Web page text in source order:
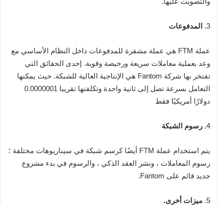
3. المدفوعات
عملة FTM هي عملة مشفرة للمدفوعات داخل النظام الأساسي مع
وعد بعملية معاملات سريعة ورخيصة وقوية. إحدى الحقائق التي
تفتخر بها شركة Fantom هي الإنتاجية العالية للشبكة. حيث يمكنها
التعامل بسرعة تصل إلى ثانية واحدة وتكلفتها تقريبا 0.0000001
دولارًا أمريكيًا فقط
4. رسوم الشبكة
يتم استخدام عملة FTM أيضًا كرسم شبكة في سيناريوهات مختلفة ؛
رسوم المعاملات ، ونشر العقد الذكي ، والرسوم في بدء مشروع
جديد قائم على Fantom.
5. ميزات أخرى.